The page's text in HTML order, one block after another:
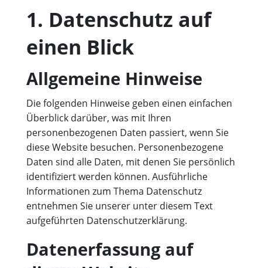
1. Datenschutz auf
einen Blick
Allgemeine Hinweise
Die folgenden Hinweise geben einen einfachen
Überblick darüber, was mit Ihren
personenbezogenen Daten passiert, wenn Sie
diese Website besuchen. Personenbezogene
Daten sind alle Daten, mit denen Sie persönlich
identifiziert werden können. Ausführliche
Informationen zum Thema Datenschutz
entnehmen Sie unserer unter diesem Text
aufgeführten Datenschutzerklärung.
Datenerfassung auf